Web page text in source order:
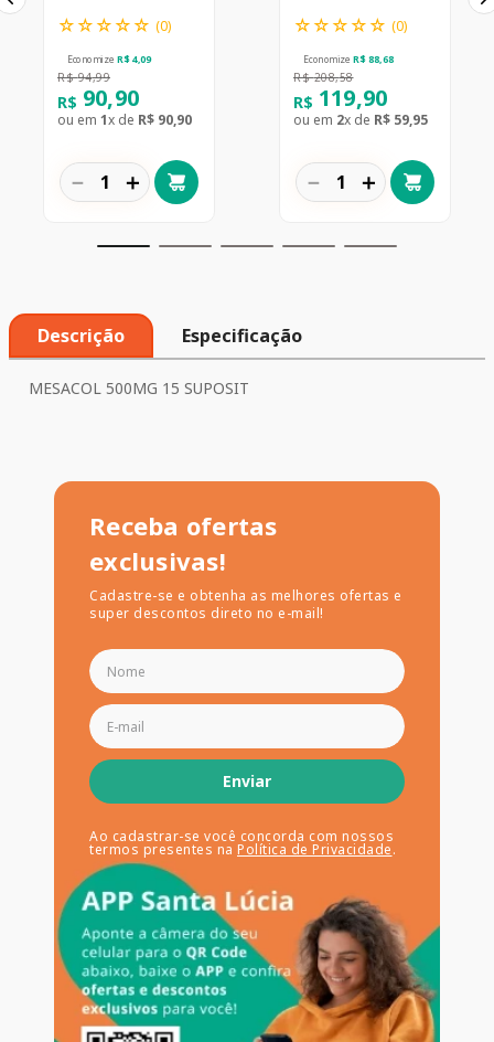
☆☆☆☆☆ (0)
Economize R$ 4,09
R$ 94,99
R$ 90,90
ou em 1x de R$ 90,90
＋
－
☆☆☆☆☆ (0)
Economize R$ 88,68
R$ 208,58
R$ 119,90
ou em 2x de R$ 59,95
＋
－
Descrição Especificação
MESACOL 500MG 15 SUPOSIT
Receba ofertas
exclusivas!
Cadastre-se e obtenha as melhores ofertas e
super descontos direto no e-mail!
Enviar
Ao cadastrar-se você concorda com nossos
termos presentes na Política de Privacidade.